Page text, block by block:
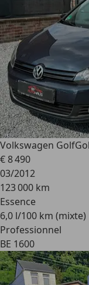
Volkswagen Golf
€ 8 490
03/2012
123 000 km
Essence
6,0 l/100 km (mixte)
Professionnel
BE 1600